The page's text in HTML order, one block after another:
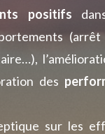
positifs
des
sur les